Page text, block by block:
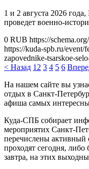
1 и 2 августа 2026
проведет военно-
0 RUB https://
https://kuda-spb.ru/
zapovednike-tsarskoe-
< Назад 1 2 3 4 5 6
На нашем сайте вы
отдых в Санкт-
афиша самых
Куда-СПБ собирает
мероприятих Санкт-
перечислены активный
проходят сегодня, либо
завтра, на этих